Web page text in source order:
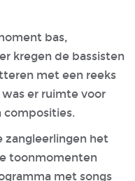
bas,
kregen de bassisten
met een reeks
er ruimte voor
composities.
zangleerlingen het
toonmomenten
met songs